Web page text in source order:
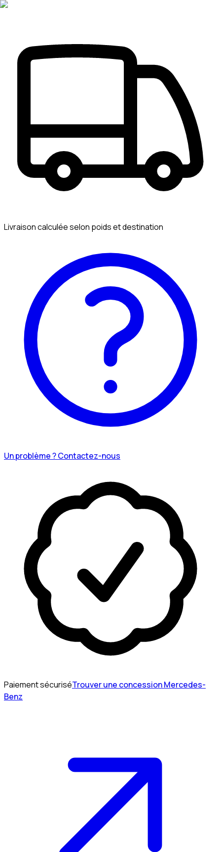
Livraison calculée selon poids et destination
Un problème ? Contactez-nous
Paiement sécuriséTrouver une concession Mercedes-
Benz